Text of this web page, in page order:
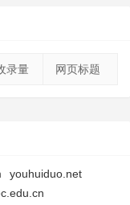
录量 网页标题
youhuiduo.net